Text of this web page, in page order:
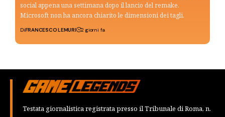
social appena una settimana dopo il lancio del remake.
Microsoft non ha ancora chiarito le dimensioni dei tagli.
DiFRANCESCO LEMURI 2 giorni fa
Testata giornalistica registrata presso il Tribunale di Roma, n.